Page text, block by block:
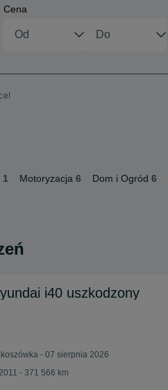
Cena
1 Motoryzacja 6 Dom i Ogród 6
i40 uszkodzony
- 07 sierpnia 2026
- 371 566 km